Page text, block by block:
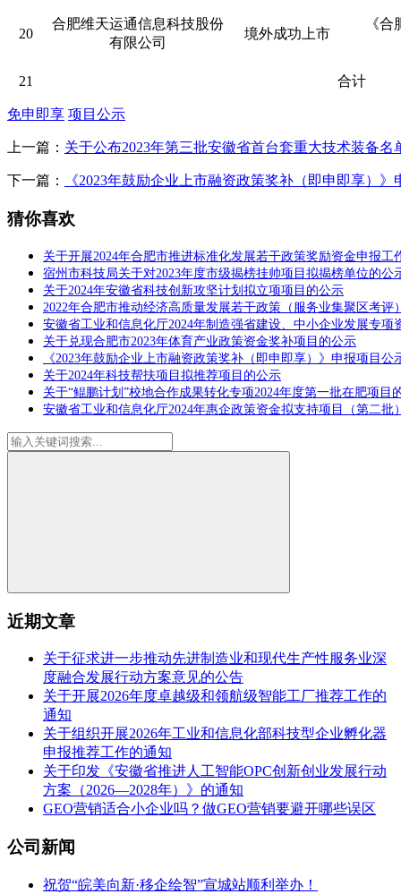
20
合肥维天运通信息科技股份
有限公司
境外成功上市
《
21 合计
免申即享 项目公示
上一篇： 关于公布2023年第三批安徽省首台套重大技术装备名
下一篇： 《2023年鼓励企业上市融资政策奖补（即申即享）》
猜你喜欢
关于开展2024年合肥市推进标准化发展若干政策奖励资金申报工
宿州市科技局关于对2023年度市级揭榜挂帅项目拟揭榜单位的公
关于2024年安徽省科技创新攻坚计划拟立项项目的公示
2022年合肥市推动经济高质量发展若干政策（服务业集聚区考评
安徽省工业和信息化厅2024年制造强省建设、中小企业发展专项
关于兑现合肥市2023年体育产业政策资金奖补项目的公示
《2023年鼓励企业上市融资政策奖补（即申即享）》申报项目公
关于2024年科技帮扶项目拟推荐项目的公示
关于“鲲鹏计划”校地合作成果转化专项2024年度第一批在肥项目
安徽省工业和信息化厅2024年惠企政策资金拟支持项目（第二批
近期文章
关于征求进一步推动先进制造业和现代生产性服务业深
度融合发展行动方案意见的公告
关于开展2026年度卓越级和领航级智能工厂推荐工作的
通知
关于组织开展2026年工业和信息化部科技型企业孵化器
申报推荐工作的通知
关于印发《安徽省推进人工智能OPC创新创业发展行动
方案（2026—2028年）》的通知
GEO营销适合小企业吗？做GEO营销要避开哪些误区
公司新闻
祝贺“皖美向新·移企绘智”宣城站顺利举办！